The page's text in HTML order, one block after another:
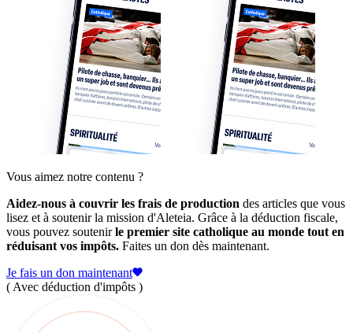
Vous aimez notre contenu ?
Aidez-nous à couvrir les frais de production des articles que vous
lisez et à soutenir la mission d'Aleteia. Grâce à la déduction fiscale,
vous pouvez soutenirle premier site catholique au monde tout en
réduisant vos impôts. Faites un don dès maintenant.
Je fais un don maintenant
( Avec déduction d'impôts )